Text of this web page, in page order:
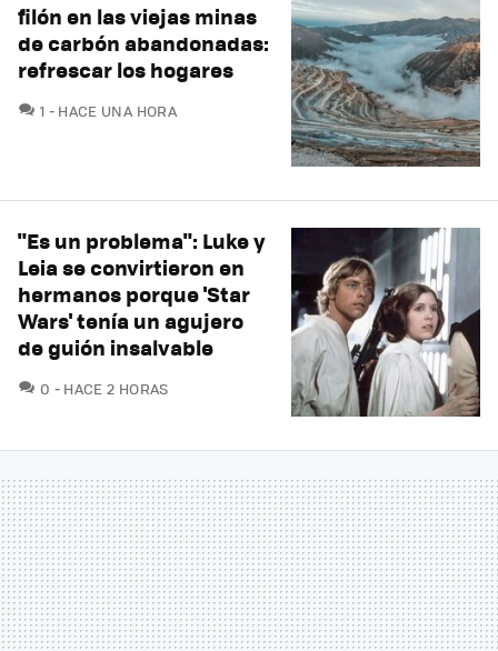
filón en las viejas minas
de carbón abandonadas:
refrescar los hogares
1 COMENTARIOS
HACE UNA HORA
"Es un problema": Luke y
Leia se convirtieron en
hermanos porque 'Star
Wars' tenía un agujero
de guión insalvable
0 COMENTARIOS
HACE 2 HORAS